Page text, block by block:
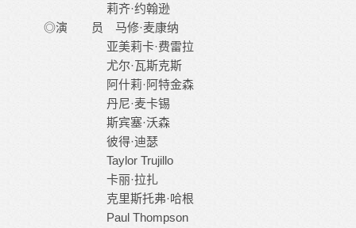
莉齐·约翰逊
◎演 员 马修·麦康纳
亚美莉卡·费雷拉
尤尔·瓦斯克斯
阿什莉·阿特金森
丹尼·麦卡锡
斯宾塞·沃森
彼得·迪瑟
Taylor Trujillo
卡丽·拉扎
克里斯托弗·哈根
Paul Thompson